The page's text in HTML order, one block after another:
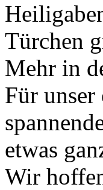
Türchen
Mehr in
Für unser
etwas
Wir